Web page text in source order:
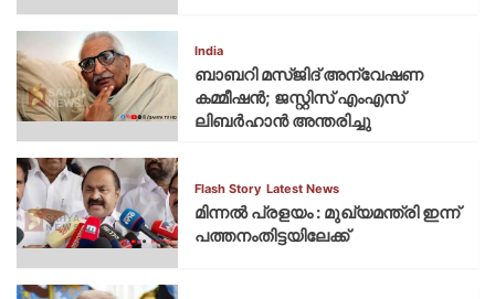
India
ബാബറി മസ്ജിദ് അന്വേഷണ
കമ്മീഷന്‍; ജസ്റ്റിസ് എംഎസ്
ലിബര്‍ഹാന്‍ അന്തരിച്ചു
Flash Story Latest News
മിന്നല്‍ പ്രളയം : മുഖ്യമന്ത്രി ഇന്ന്
പത്തനംതിട്ടയിലേക്ക്